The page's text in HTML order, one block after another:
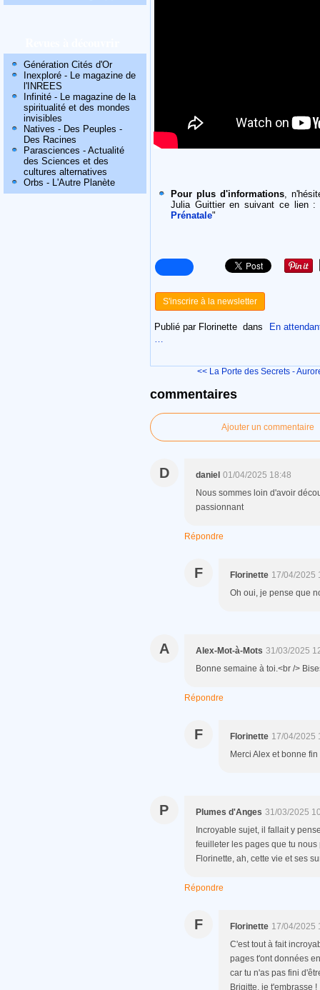
Génération Cités d'Or
Inexploré - Le magazine de
l'INREES
Infinité - Le magazine de la
spiritualité et des mondes
invisibles
Natives - Des Peuples -
Des Racines
Parasciences - Actualité
des Sciences et des
cultures alternatives
Orbs - L'Autre Planète
Pour plus d'informations,
Julia Guittier en suivant ce lien :
Prénatale"
S'inscrire à la newsletter
Publié par Florinette dans
En
…
<< La Porte des Secrets -
commentaires
Ajouter un commentaire
D daniel 01/04/2025 18:48
Nous sommes loin d'avoir
passionnant
Répondre
F Florinette 17/04/2025
Oh oui, je pense que
A Alex-Mot-à-Mots 31/03/2025
Bonne semaine à toi.<br />
Répondre
F Florinette 17/04/2025
Merci Alex et bonne
P Plumes d'Anges 31/03/2025
Incroyable sujet, il fallait y
feuilleter les pages que tu
Florinette, ah, cette vie et ses
Répondre
F Florinette 17/04/2025
C'est tout à fait
pages t'ont données
car tu n'as pas fini
Brigitte, je t'embrasse !